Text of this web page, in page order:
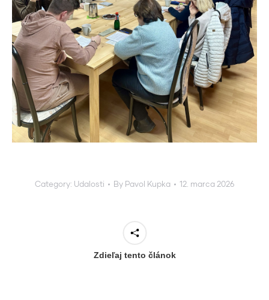
Category: Udalosti By Pavol Kupka 12. marca 2026
Zdieľaj tento článok